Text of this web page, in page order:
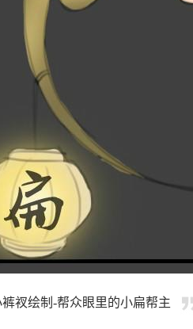
衩绘制-帮众眼里的小扁帮主